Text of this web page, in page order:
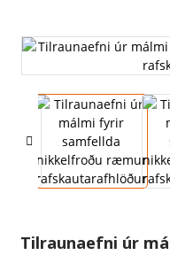
Tilraunaefni úr